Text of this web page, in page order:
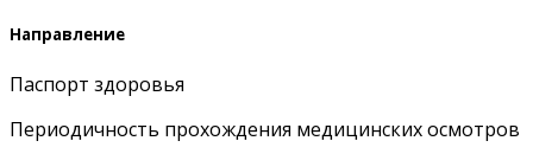
Направление
Паспорт здоровья
Периодичность прохождения медицинских осмотров